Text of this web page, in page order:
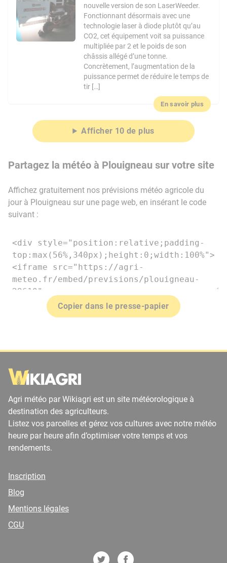
nouvelle version de son LaserWeeder.
Fonctionnant désormais avec une
technologie laser à diode plutôt qu’au
CO2, cet équipement voit sa puissance
multipliée par 2 et le poids de son
châssis allégé d’une tonne.
Concrètement, l’augmentation de la
puissance permet de réduire le temps de
tir […]
En savoir plus
Afficher 10 de plus
Partagez la météo à Plouigneau sur votre site
Affichez gratuitement nos prévisions météo agricole du
jour à Plouigneau sur une page web, en insérant le code
suivant :
Copier dans le presse-papier
Agri météo par Wikiagri est un site météorologique à
destination des agriculteurs.
Listez vos parcelles et gérez vos cultures avec notre météo
heure par heure afin d’optimiser votre temps et vos
rendements.
Inscription
Blog
Mentions légales
CGU